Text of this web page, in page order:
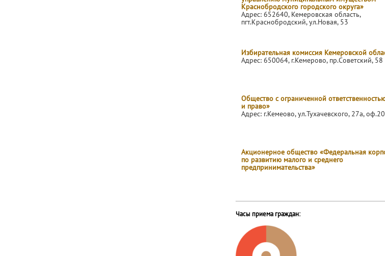
Краснобродского городского округа»
Адрес: 652640, Кемеровская область,
пгт.Краснобродский, ул.Новая, 53
Избирательная комиссия Кемеровской
Адрес: 650064, г.Кемерово, пр.Советский, 58
Общество с ограниченной
и право»
Адрес: г.Кемеово, ул.Тухачевского, 27а,
Акционерное общество «Федеральная
по развитию малого и среднего
предпринимательства»
Часы приема граждан: